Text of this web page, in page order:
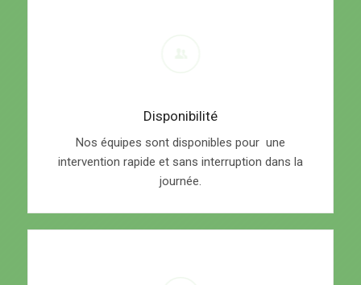
Disponibilité
Nos équipes sont disponibles pour une
intervention rapide et sans interruption dans la
journée.